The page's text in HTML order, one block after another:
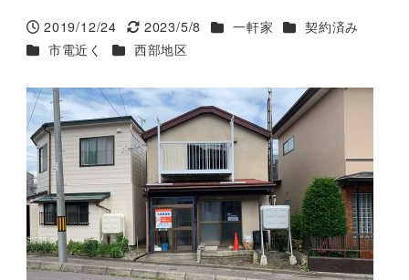
投稿日
2019/12/24
更新日
2023/5/8 カテゴリー
一軒家 カテゴリー
契約済み
カテゴリー
市電近く カテゴリー
西部地区